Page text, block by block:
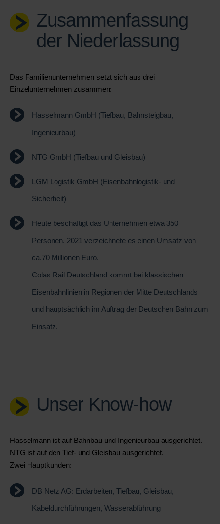
Zusammenfassung
der Niederlassung
Das Familienunternehmen setzt sich aus drei
Einzelunternehmen zusammen:
Hasselmann GmbH (Tiefbau, Bahnsteigbau,
Ingenieurbau)
NTG GmbH (Tiefbau und Gleisbau)
LGM Logistik GmbH (Eisenbahnlogistik- und
Sicherheit)
Heute beschäftigt das Unternehmen etwa 350
Personen. 2021 verzeichnete es einen Umsatz von
ca.70 Millionen Euro.
Colas Rail Deutschland kommt bei klassischen
Eisenbahnlinien in Regionen der Mitte Deutschlands
und hauptsächlich im Auftrag der Deutschen Bahn zum
Einsatz.
Unser Know-how
Hasselmann ist auf Bahnbau und Ingenieurbau ausgerichtet.
NTG ist auf den Tief- und Gleisbau ausgerichtet.
Zwei Hauptkunden:
DB Netz AG: Erdarbeiten, Tiefbau, Gleisbau,
Kabeldurchführungen, Wasserabführung